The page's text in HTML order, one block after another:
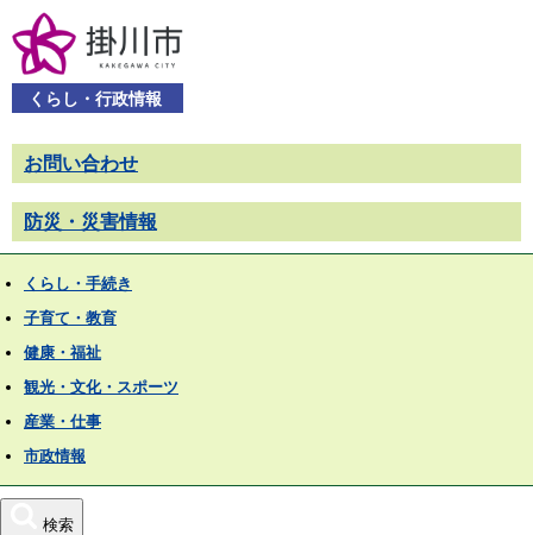
くらし・行政情報
お問い合わせ
防災・災害情報
くらし・手続き
子育て・教育
健康・福祉
観光・文化・スポーツ
産業・仕事
市政情報
検索